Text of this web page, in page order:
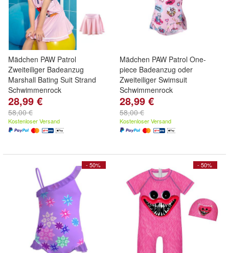
Mädchen PAW Patrol
Zweiteiliger Badeanzug
Marshall Bating Suit Strand
Schwimmenrock
28,99 €
58,00 €
Kostenloser Versand
Mädchen PAW Patrol One-
piece Badeanzug oder
Zweiteiliger Swimsuit
Schwimmenrock
28,99 €
58,00 €
Kostenloser Versand
- 50% - 50%